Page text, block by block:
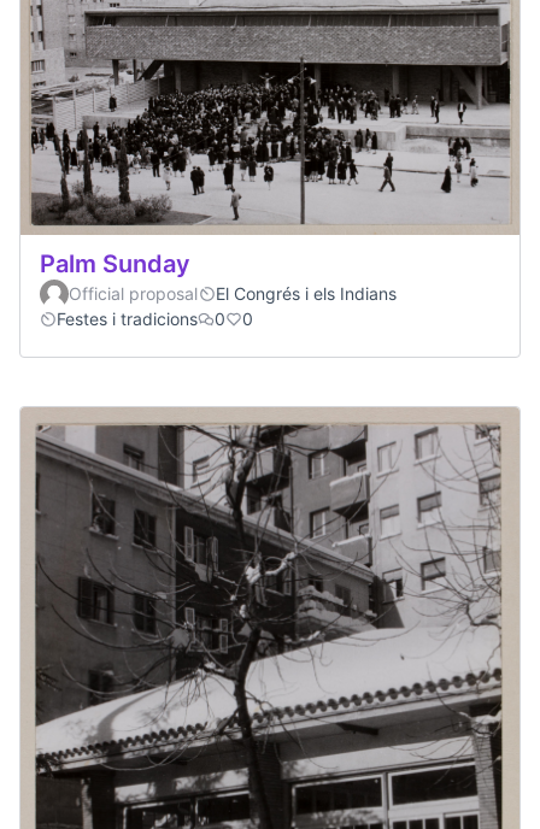
Palm Sunday
Official proposal
El Congrés i els Indians
Festes i tradicions
0 0